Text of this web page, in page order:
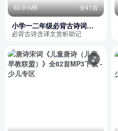
60.91MB 全41首
小学一二年级必背古诗词｜
带诗词译文赏析
必背古诗含译文赏析助记